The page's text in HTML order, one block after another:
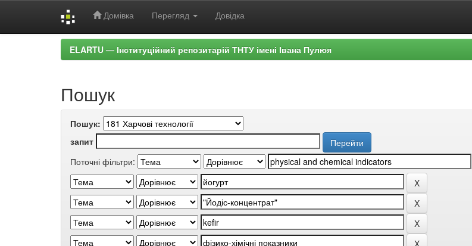
Домівка Перегляд Довідка
ELARTU — Інституційний репозитарій ТНТУ імені Івана Пулюя
Пошук
Пошук:
запит
Поточні фільтри: